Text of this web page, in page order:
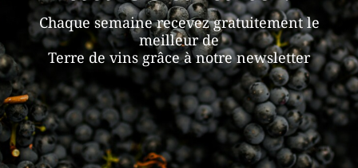
Chaque semaine recevez gratuitement le
meilleur de
Terre de vins grâce à notre newsletter